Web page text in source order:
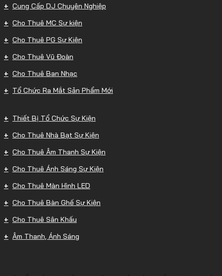
Cung Cấp DJ Chuyên Nghiệp
Cho Thuê MC Sự kiện
Cho Thuê PG Sự Kiện
Cho Thuê Vũ Đoàn
Cho Thuê Ban Nhạc
Tổ Chức Ra Mắt Sản Phẩm Mới
Thiết Bị Tổ Chức Sự Kiện
Cho Thuê Nhà Bạt Sự Kiện
Cho Thuê Âm Thanh Sự Kiện
Cho Thuê Ánh Sáng Sự Kiện
Cho Thuê Màn Hình LED
Cho Thuê Bàn Ghế Sự Kiện
Cho Thuê Sân Khấu
Âm Thanh, Ánh Sáng